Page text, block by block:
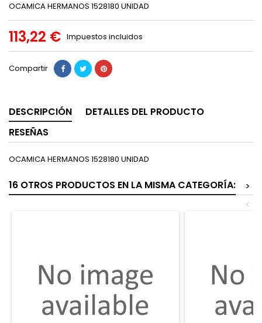
OCAMICA HERMANOS 1528180 UNIDAD
113,22 € Impuestos incluidos
Compartir
DESCRIPCIÓN
DETALLES DEL PRODUCTO
RESEÑAS
OCAMICA HERMANOS 1528180 UNIDAD
16 OTROS PRODUCTOS EN LA MISMA CATEGORÍA:
>
<